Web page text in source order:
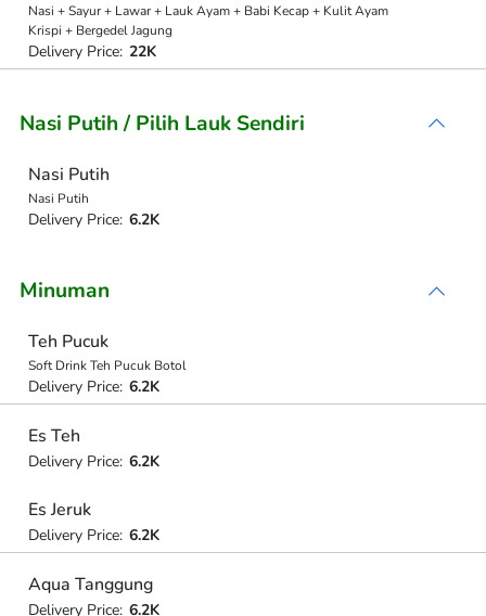
Nasi + Sayur + Lawar + Lauk Ayam + Babi Kecap + Kulit Ayam
Krispi + Bergedel Jagung
Delivery Price: 22K
Nasi Putih / Pilih Lauk Sendiri
Nasi Putih
Nasi Putih
Delivery Price: 6.2K
Minuman
Teh Pucuk
Soft Drink Teh Pucuk Botol
Delivery Price: 6.2K
Es Teh
Delivery Price: 6.2K
Es Jeruk
Delivery Price: 6.2K
Aqua Tanggung
Delivery Price: 6.2K